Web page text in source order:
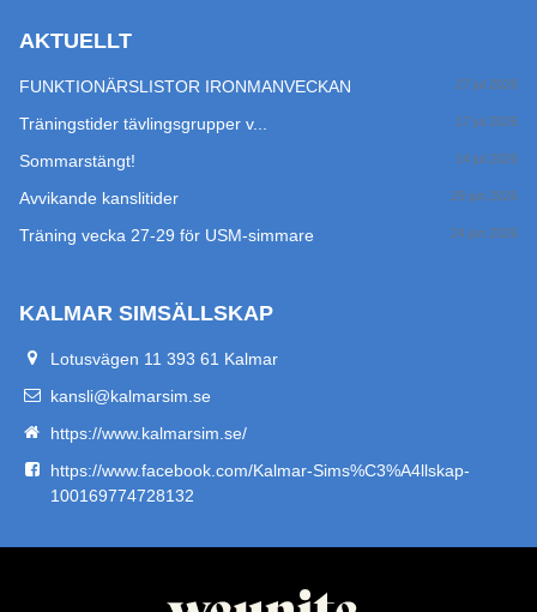
AKTUELLT
FUNKTIONÄRSLISTOR IRONMANVECKAN 27 jul 2026
Träningstider tävlingsgrupper v... 17 jul 2026
Sommarstängt! 14 jul 2026
Avvikande kanslitider 29 jun 2026
Träning vecka 27-29 för USM-simmare 24 jun 2026
KALMAR SIMSÄLLSKAP
Lotusvägen 11 393 61 Kalmar
kansli@kalmarsim.se
https://www.kalmarsim.se/
https://www.facebook.com/Kalmar-Sims%C3%A4llskap-
100169774728132